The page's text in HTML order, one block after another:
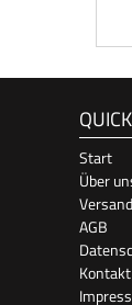
Start
Über
AGB
Kontakt